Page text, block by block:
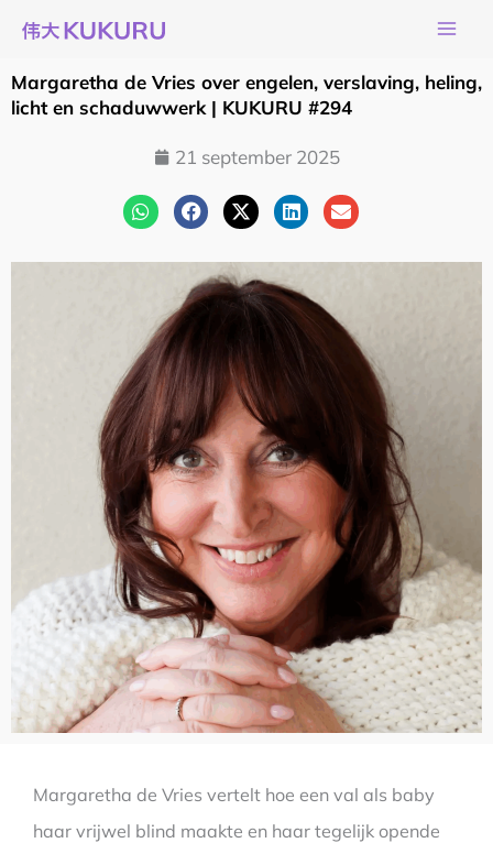
naar
de
inhoud
Margaretha de Vries over engelen, verslaving, heling,
licht en schaduwwerk | KUKURU #294
21 september 2025
Margaretha de Vries vertelt hoe een val als baby
haar vrijwel blind maakte en haar tegelijk opende